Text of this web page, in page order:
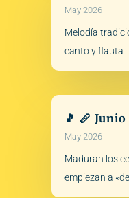
May 2026
Melodía
canto y flauta
🎵 🪈 Junio
May 2026
Maduran los
empiezan a